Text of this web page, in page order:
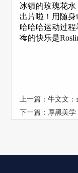
冰镇的玫瑰花
出片啦！用随
哈哈哈运动过
🎋的快乐是
上一篇：牛文文：
下一篇： 厚黑美学